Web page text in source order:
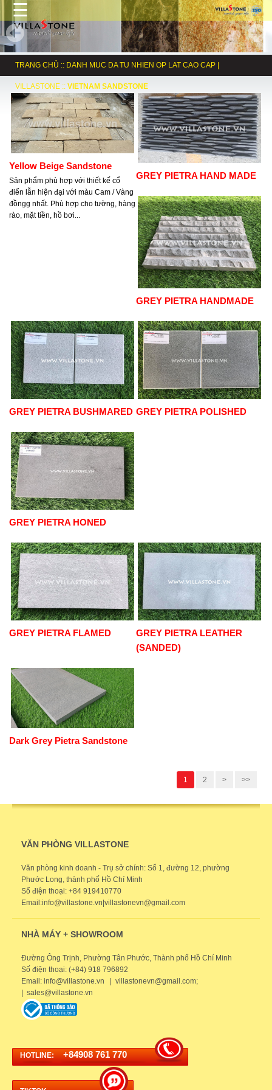
☰
TRANG CHỦ :: DANH MUC DA TU NHIEN OP LAT CAO CAP |
VILLASTONE :: VIETNAM SANDSTONE
Yellow Beige Sandstone
Sản phẩm phù hợp với thiết kế cổ
điển lẫn hiện đại với màu Cam / Vàng
đồngg nhất. Phù hợp cho tường, hàng
rào, mặt tiền, hồ bơi...
GREY PIETRA HAND MADE
GREY PIETRA HANDMADE
GREY PIETRA BUSHMARED GREY PIETRA POLISHED
GREY PIETRA HONED
GREY PIETRA FLAMED
GREY PIETRA LEATHER
(SANDED)
Dark Grey Pietra Sandstone
1 2 > >>
VĂN PHÒNG VILLASTONE
Văn phòng kinh doanh - Trụ sở chính: Số 1, đường 12, phường
Phước Long, thành phố Hồ Chí Minh
Số điện thoại: +84 919410770
Email:info@villastone.vn|villastonevn@gmail.com
NHÀ MÁY + SHOWROOM
Đường Ông Trịnh, Phường Tân Phước, Thành phố Hồ Chí Minh
Số điện thoại: (+84) 918 796892
Email: info@villastone.vn | villastonevn@gmail.com;
| sales@villastone.vn
HOTLINE:+84908 761 770